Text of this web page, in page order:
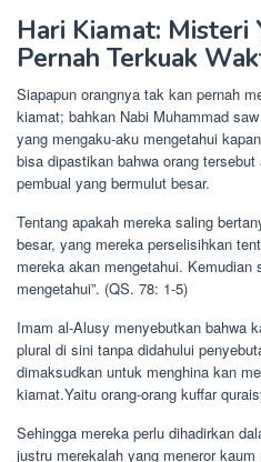
Hari Kiamat: Misteri
Pernah Terkuak
Siapapun orangnya tak kan pernah
kiamat; bahkan Nabi Muhammad
yang mengaku-aku mengetahui
bisa dipastikan bahwa orang
pembual yang bermulut besar.
Tentang apakah mereka saling
besar, yang mereka perselisihkan
mereka akan mengetahui.
mengetahui”. (QS. 78: 1-5)
Imam al-Alusy menyebutkan bahwa
plural di sini tanpa didahului
dimaksudkan untuk menghina kan
kiamat.Yaitu orang-orang kuffar
Sehingga mereka perlu dihadirkan
justru merekalah yang meneror